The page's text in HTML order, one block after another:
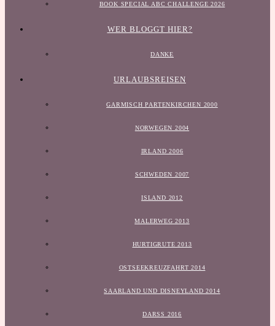
BOOK SPECIAL ABC CHALLENGE 2026
WER BLOGGT HIER?
DANKE
URLAUBSREISEN
GARMISCH PARTENKIRCHEN 2000
NORWEGEN 2004
IRLAND 2006
SCHWEDEN 2007
ISLAND 2012
MALERWEG 2013
HURTIGRUTE 2013
OSTSEEKREUZFAHRT 2014
SAARLAND UND DISNEYLAND 2014
DARSS 2016